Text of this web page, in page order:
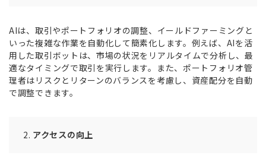
AIは、取引やポートフォリオの調整、イールドファーミングと
いった複雑な作業を自動化して簡素化します。例えば、AIを活
用した取引ボットは、市場の状況をリアルタイムで分析し、最
適なタイミングで取引を実行します。また、ポートフォリオ管
理者はリスクとリターンのバランスを考慮し、資産配分を自動
で調整できます。
アクセスの向上